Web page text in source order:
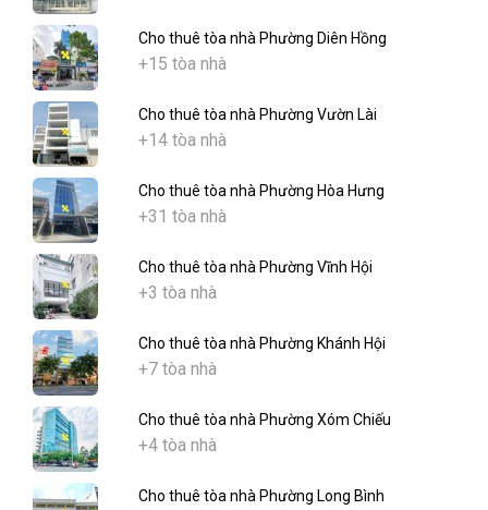
Cho thuê tòa nhà Phường Diên Hồng
+15 tòa nhà
Cho thuê tòa nhà Phường Vườn Lài
+14 tòa nhà
Cho thuê tòa nhà Phường Hòa Hưng
+31 tòa nhà
Cho thuê tòa nhà Phường Vĩnh Hội
+3 tòa nhà
Cho thuê tòa nhà Phường Khánh Hội
+7 tòa nhà
Cho thuê tòa nhà Phường Xóm Chiếu
+4 tòa nhà
Cho thuê tòa nhà Phường Long Bình